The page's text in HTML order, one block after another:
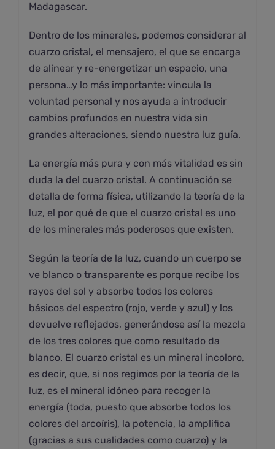
Madagascar.
Dentro de los minerales, podemos considerar al
cuarzo cristal, el mensajero, el que se encarga
de alinear y re-energetizar un espacio, una
persona…y lo más importante: vincula la
voluntad personal y nos ayuda a introducir
cambios profundos en nuestra vida sin
grandes alteraciones, siendo nuestra luz guía.
La energía más pura y con más vitalidad es sin
duda la del cuarzo cristal. A continuación se
detalla de forma física, utilizando la teoría de la
luz, el por qué de que el cuarzo cristal es uno
de los minerales más poderosos que existen.
Según la teoría de la luz, cuando un cuerpo se
ve blanco o transparente es porque recibe los
rayos del sol y absorbe todos los colores
básicos del espectro (rojo, verde y azul) y los
devuelve reflejados, generándose así la mezcla
de los tres colores que como resultado da
blanco. El cuarzo cristal es un mineral incoloro,
es decir, que, si nos regimos por la teoría de la
luz, es el mineral idóneo para recoger la
energía (toda, puesto que absorbe todos los
colores del arcoíris), la potencia, la amplifica
(gracias a sus cualidades como cuarzo) y la